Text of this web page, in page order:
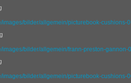
images/bilder/allgemein/picturebook-cushions-
images/bilder/allgemein/frann-preston-gannon-
images/bilder/allgemein/picturebook-cushions-